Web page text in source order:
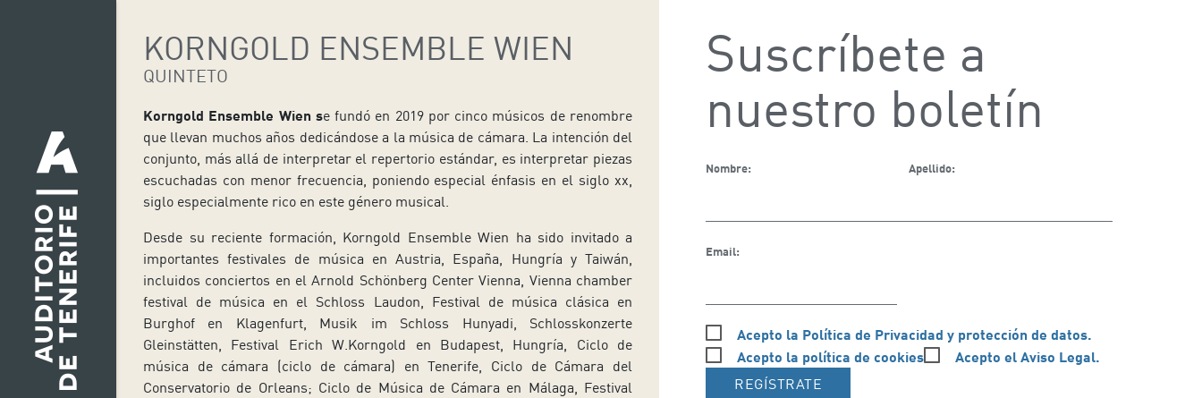
KORNGOLD ENSEMBLE WIEN
QUINTETO
Korngold Ensemble Wien se fundó en 2019 por cinco músicos de renombre
que llevan muchos años dedicándose a la música de cámara. La intención del
conjunto, más allá de interpretar el repertorio estándar, es interpretar piezas
escuchadas con menor frecuencia, poniendo especial énfasis en el siglo xx,
siglo especialmente rico en este género musical.
Desde su reciente formación, Korngold Ensemble Wien ha sido invitado a
importantes festivales de música en Austria, España, Hungría y Taiwán,
incluidos conciertos en el Arnold Schönberg Center Vienna, Vienna chamber
festival de música en el Schloss Laudon, Festival de música clásica en
Burghof en Klagenfurt, Musik im Schloss Hunyadi, Schlosskonzerte
Gleinstätten, Festival Erich W.Korngold en Budapest, Hungría, Ciclo de
música de cámara (ciclo de cámara) en Tenerife, Ciclo de Cámara del
Conservatorio de Orleans; Ciclo de Música de Cámara en Málaga, Festival
Suscríbete a
nuestro boletín
Nombre: Apellido:
Email:
Acepto la Política de Privacidad y protección de datos.
Acepto la política de cookies
Acepto el Aviso Legal.
REGÍSTRATE